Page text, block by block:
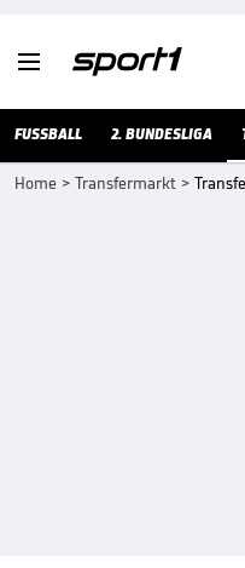

FUSSBALL 2. BUNDESLIGA
Home > Transfermarkt >